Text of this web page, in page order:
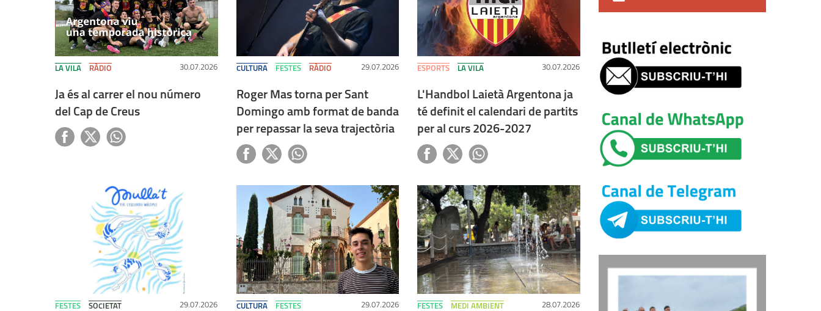
LA VILA RÀDIO 30.07.2026
Ja és al carrer el nou número
del Cap de Creus
CULTURA FESTES RÀDIO 29.07.2026
Roger Mas torna per Sant
Domingo amb format de banda
per repassar la seva trajectòria
ESPORTS LA VILA 30.07.2026
L'Handbol Laietà Argentona ja
té definit el calendari de partits
per al curs 2026-2027
FESTES SOCIETAT 29.07.2026 CULTURA FESTES 29.07.2026 FESTES MEDI AMBIENT 28.07.2026